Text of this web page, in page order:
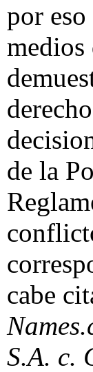
por
medios
de la
cabe
S.A. c.